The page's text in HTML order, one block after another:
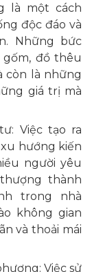
là một cách
độc đáo và
Những bức
đồ thêu
còn là những
giá trị mà
Việc tạo ra
hướng kiến
người yêu
thành
trong nhà
không gian
và thoải mái
Việc sử